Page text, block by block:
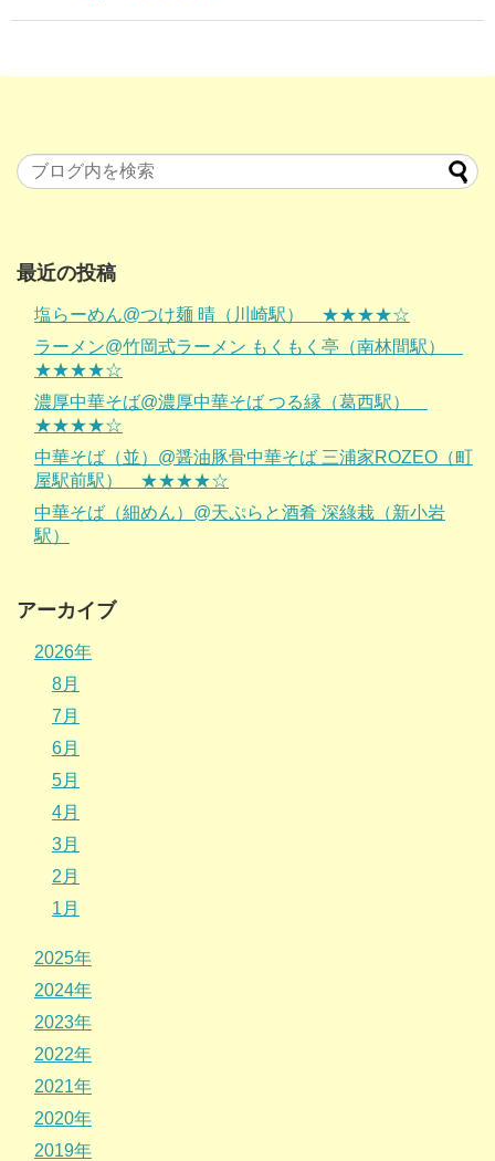
最近の投稿
塩らーめん@つけ麺 晴（川崎駅） ★★★★☆
ラーメン@竹岡式ラーメン もくもく亭（南林間駅）
★★★★☆
濃厚中華そば@濃厚中華そば つる縁（葛西駅）
★★★★☆
中華そば（並）@醤油豚骨中華そば 三浦家ROZEO（町
屋駅前駅） ★★★★☆
中華そば（細めん）@天ぷらと酒肴 深綠栽（新小岩
駅）
アーカイブ
2026年
8月
7月
6月
5月
4月
3月
2月
1月
2025年
2024年
2023年
2022年
2021年
2020年
2019年